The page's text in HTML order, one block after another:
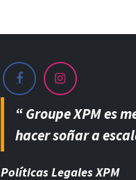
“ Groupe XPM es
hacer soñar a
Políticas Legales XPM